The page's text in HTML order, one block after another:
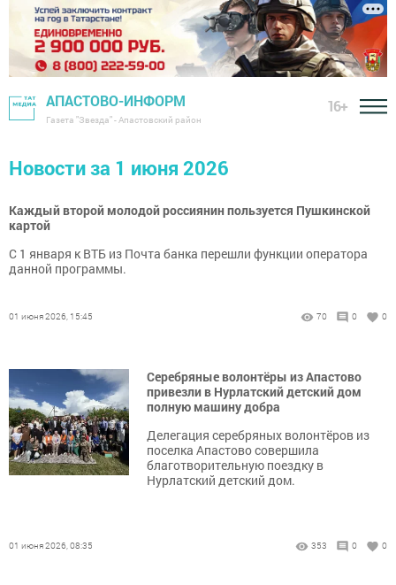
АПАСТОВО-ИНФОРМ
Газета "Звезда" - Апастовский район
16+
Новости за 1 июня 2026
Каждый второй молодой россиянин пользуется Пушкинской
картой
С 1 января к ВТБ из Почта банка перешли функции оператора
данной программы.
01 июня 2026, 15:45 70 0 0
Серебряные волонтёры из Апастово
привезли в Нурлатский детский дом
полную машину добра
Делегация серебряных волонтёров из
поселка Апастово совершила
благотворительную поездку в
Нурлатский детский дом.
01 июня 2026, 08:35 353 0 0